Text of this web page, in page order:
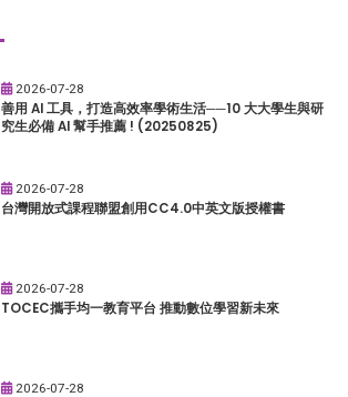
2026-07-28
善用 AI 工具，打造高效率學術生活──10 大大學生與研
究生必備 AI 幫手推薦 ! (20250825)
2026-07-28
台灣開放式課程聯盟創用CC4.0中英文版授權書
2026-07-28
TOCEC攜手均一教育平台 推動數位學習新未來
2026-07-28